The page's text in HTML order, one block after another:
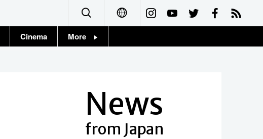
Français
Cinema More
News
from Japan